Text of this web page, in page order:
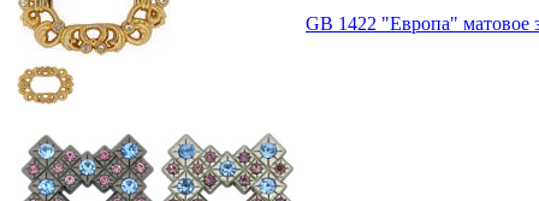
GB 1422 "Европа" матовое